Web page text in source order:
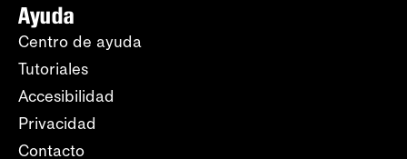
Ayuda
Centro de ayuda
Tutoriales
Accesibilidad
Privacidad
Contacto